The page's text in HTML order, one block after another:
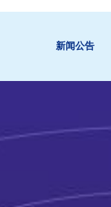
新闻公告